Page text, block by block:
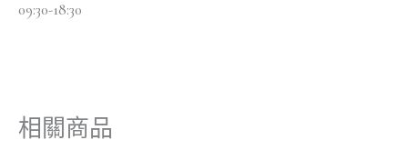
09:30-18:30
相關商品